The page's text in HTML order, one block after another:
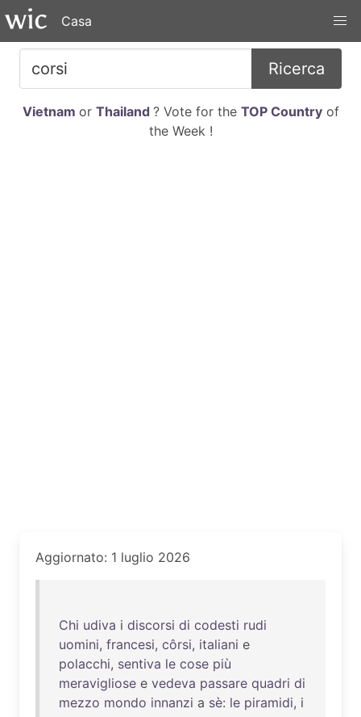
Casa
Ricerca
Vietnam or Thailand ? Vote for the TOP Countryof
the Week !
Aggiornato: 1 luglio 2026
Chi udiva i discorsi di codesti rudi
uomini, francesi, côrsi, italiani e
polacchi, sentiva le cose più
meravigliose e vedeva passare quadri di
mezzo mondo innanzi a sè: le piramidi, i